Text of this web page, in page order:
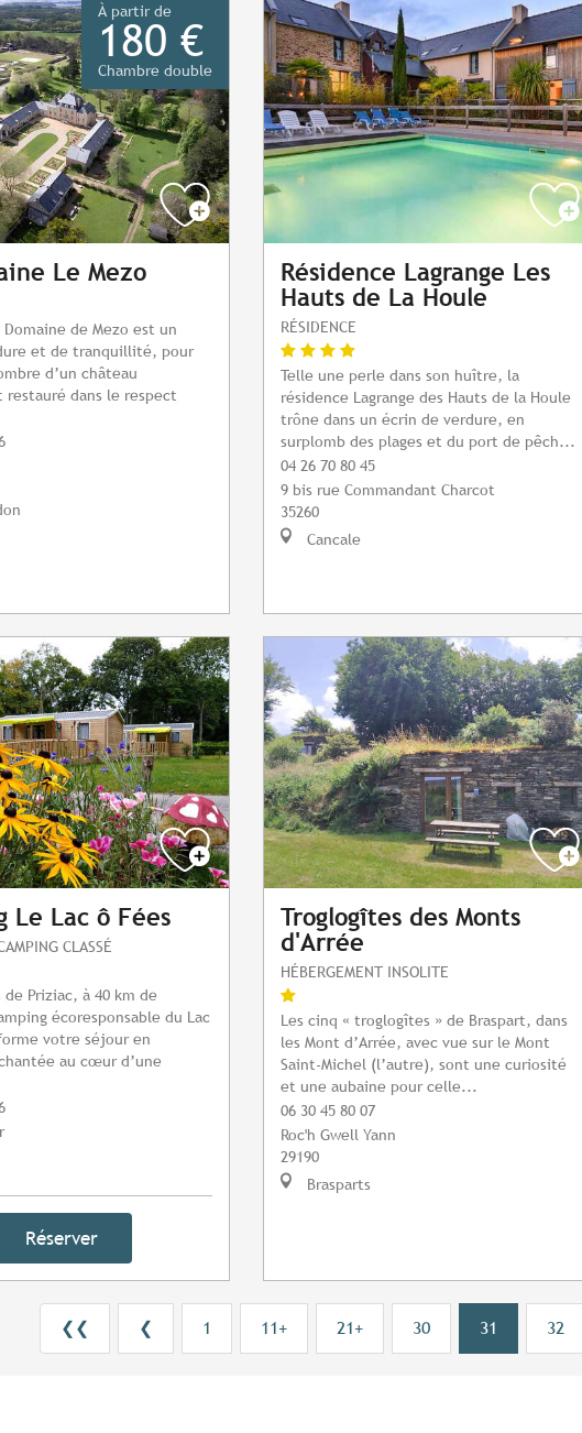
À partir de
180 €
Chambre double
Le Mezo
de Mezo est un
et de tranquillité, pour
d’un château
restauré dans le respect
Résidence Lagrange Les
Hauts de La Houle
RÉSIDENCE
Telle une perle dans son huître, la
résidence Lagrange des Hauts de la Houle
trône dans un écrin de verdure, en
surplomb des plages et du port de pêch...
04 26 70 80 45
9 bis rue Commandant Charcot
35260
Cancale
Le Lac ô Fées
CLASSÉ
de Priziac, à 40 km de
écoresponsable du Lac
votre séjour en
au cœur d’une
Réserver
Troglogîtes des Monts
d'Arrée
HÉBERGEMENT INSOLITE
Les cinq « troglogîtes » de Braspart, dans
les Mont d’Arrée, avec vue sur le Mont
Saint-Michel (l’autre), sont une curiosité
et une aubaine pour celle...
06 30 45 80 07
Roc'h Gwell Yann
29190
Brasparts
❮❮ ❮ 1 11+ 21+ 30 31 32